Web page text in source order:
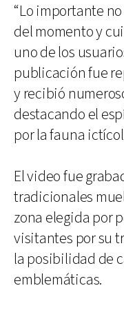
“Lo importante
del momento y
uno de los
publicación fue
y recibió
destacando el
por la fauna
El video fue
tradicionales
zona elegida por
visitantes por su
la posibilidad de
emblemáticas.